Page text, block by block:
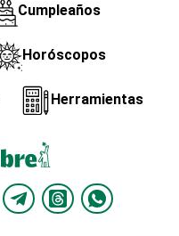
Cumpleaños
Horóscopos
Herramientas